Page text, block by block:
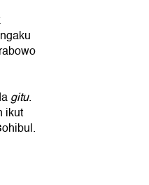
gitu.
ikut